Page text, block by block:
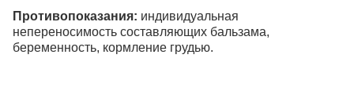
Противопоказания: индивидуальная
непереносимость составляющих бальзама,
беременность, кормление грудью.